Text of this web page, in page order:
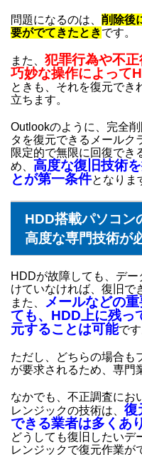
問題になるのは、 削除後
要がでてきたときです。
また、 犯罪行為や不正
巧妙な操作によって
ときも、それを復元でき
立ちます。
Outlookのように、完全
タを復元できるメールク
限定的で無限に回復でき
め、 高度な復旧技術
とが第一条件となりま
HDD搭載パソコン
高度な専門技術が
HDDが故障しても、デ
けていなければ、復旧で
また、 メールなどの
ても、HDD上に残っ
元することは可能です
ただし、どちらの場合も
が要求されるため、専門
なかでも、不正調査にお
レンジックの技術は、 復
できる業者は多くあ
どうしても復旧したいデ
レンジックで復元作業が